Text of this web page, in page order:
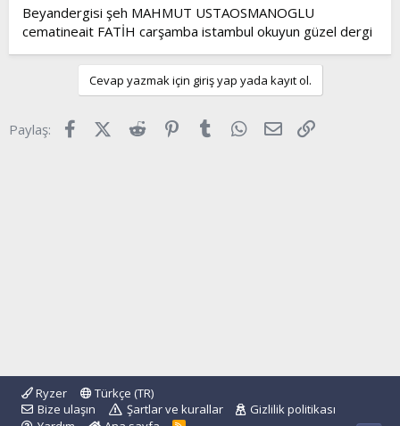
l
a
t
a
a
r
i
h
Beyandergisi şeh MAHMUT USTAOSMANOGLU
cematineait FATİH carşamba istambul okuyun güzel dergi
Cevap yazmak için giriş yap yada kayıt ol.
Paylaş: FacebookX (Twitter)
Reddit Pinterest
Tumblr WhatsApp
E-posta
Ryzer
Türkçe (TR)
Bize ulaşın
Şartlar ve kurallar
Gizlilik politikası